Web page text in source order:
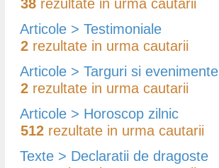
38 rezultate in urma cautarii
Articole > Testimoniale
2 rezultate in urma cautarii
Articole > Targuri si evenimente
2 rezultate in urma cautarii
Articole > Horoscop zilnic
512 rezultate in urma cautarii
Texte > Declaratii de dragoste